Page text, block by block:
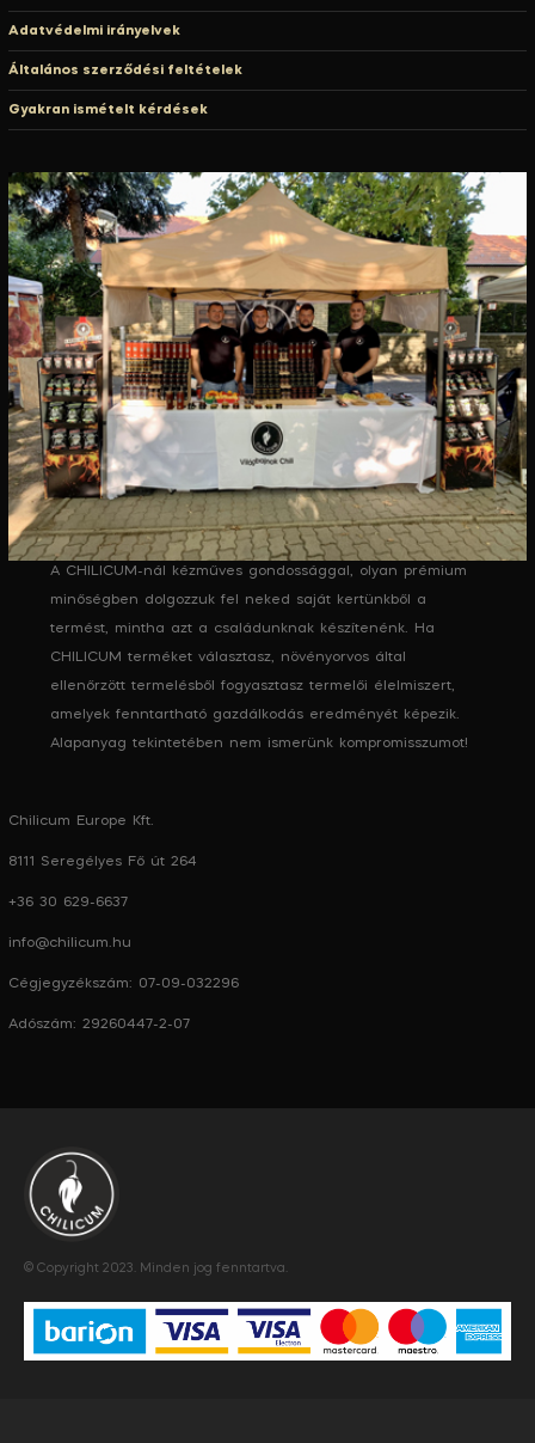
Adatvédelmi irányelvek
Általános szerződési feltételek
Gyakran ismételt kérdések
A CHILICUM-nál kézműves gondossággal, olyan prémium
minőségben dolgozzuk fel neked saját kertünkből a
termést, mintha azt a családunknak készítenénk. Ha
CHILICUM terméket választasz, növényorvos által
ellenőrzött termelésből fogyasztasz termelői élelmiszert,
amelyek fenntartható gazdálkodás eredményét képezik.
Alapanyag tekintetében nem ismerünk kompromisszumot!
Chilicum Europe Kft.
8111 Seregélyes Fő út 264
+36 30 629-6637
info@chilicum.hu
Cégjegyzékszám: 07-09-032296
Adószám: 29260447-2-07
© Copyright 2023. Minden jog fenntartva.